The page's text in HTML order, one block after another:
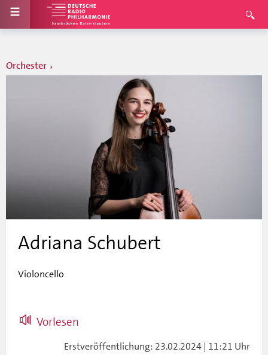
Orchester
Adriana Schubert
Violoncello
Vorlesen
Erstveröffentlichung: 23.02.2024 | 11:21 Uhr